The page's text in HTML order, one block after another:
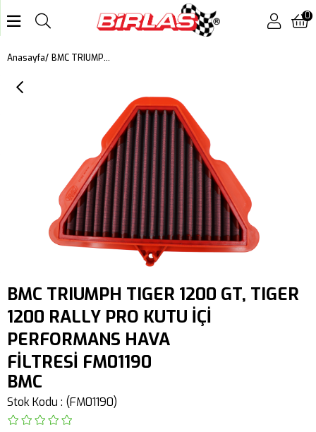
0
Anasayfa BMC TRIUMPH TIGER 1200 GT, TIGER 1200 RALLY PRO KUTU İÇİ PERFORMANS HAVA FİLTRESİ FM01190
BMC TRIUMPH TIGER 1200 GT, TIGER
1200 RALLY PRO KUTU İÇİ
PERFORMANS HAVA
FİLTRESİ FM01190
BMC
Stok Kodu (FM01190)